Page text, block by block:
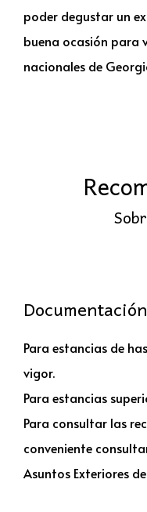
poder degustar un
buena ocasión para
nacionales de
Documentación
Para estancias de
vigor.
Para estancias
Para consultar las
conveniente
Asuntos Exteriores